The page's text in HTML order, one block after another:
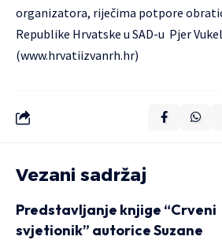
organizatora, riječima potpore
Republike Hrvatske u SAD-u Pjer
(www.hrvatiizvanrh.hr)
Vezani sadržaj
Predstavljanje knjige “Crveni
svjetionik” autorice Suzane